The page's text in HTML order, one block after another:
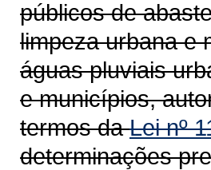
públicos de
limpeza urbana e
águas pluviais
e municípios,
termos daLei nº
determinações